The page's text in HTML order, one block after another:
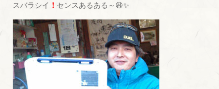
スバラシイ ！ センスあるある～😆✨